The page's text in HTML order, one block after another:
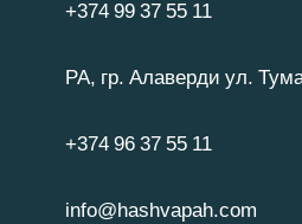
+374 99 37 55 11
РА, гр. Алаверди ул.
+374 96 37 55 11
info@hashvapah.com